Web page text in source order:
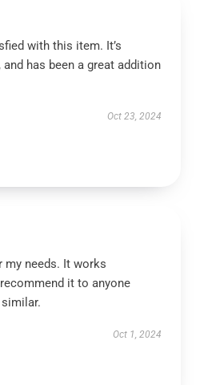
with this item. It’s
has been a great addition
Oct 23, 2024
needs. It works
it to anyone
Oct 1, 2024